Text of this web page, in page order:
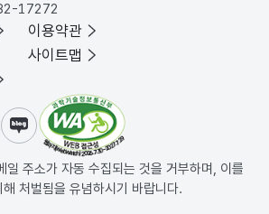
17272
이용약관
사이트맵
브블로그
일 주소가 자동 수집되는 것을 거부하며, 이를
처벌됨을 유념하시기 바랍니다.